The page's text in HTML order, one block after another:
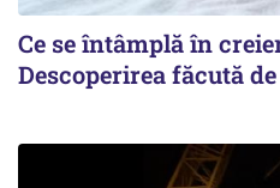
Ce se întâmplă în
Descoperirea făcută